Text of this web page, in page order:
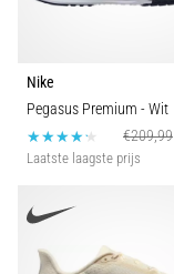
Nike
Pegasus Premium - Wit
€209,99
Laatste laagste prijs